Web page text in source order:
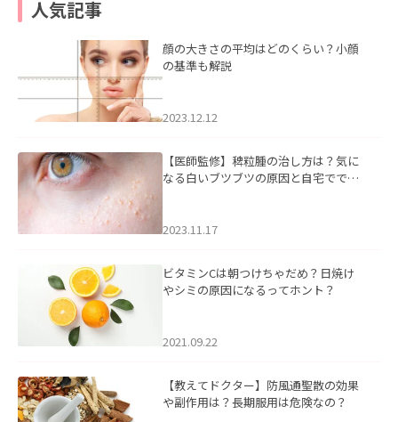
人気記事
顔の大きさの平均はどのくらい？小顔
の基準も解説
2023.12.12
【医師監修】稗粒腫の治し方は？気に
なる白いブツブツの原因と自宅ででき
2023.11.17
ビタミンCは朝つけちゃだめ？日焼け
やシミの原因になるってホント？
2021.09.22
【教えてドクター】防風通聖散の効果
や副作用は？長期服用は危険なの？